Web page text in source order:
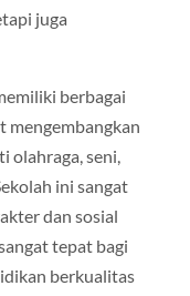
juga
berbagai
mengembangkan
olahraga, seni,
ini sangat
dan sosial
tepat bagi
berkualitas